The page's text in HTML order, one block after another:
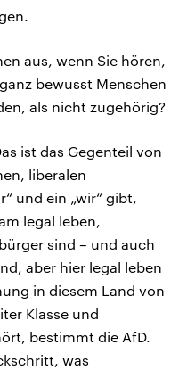
aus, wenn Sie hören,
bewusst Menschen
als nicht zugehörig?
ist das Gegenteil von
liberalen
und ein „wir“ gibt,
legal leben,
sind – und auch
aber hier legal leben
in diesem Land von
Klasse und
bestimmt die AfD.
was